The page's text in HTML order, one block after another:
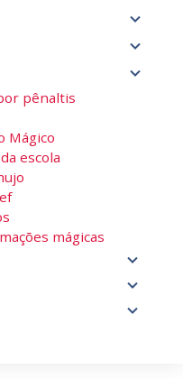
pênaltis
Mágico
escola
mágicas